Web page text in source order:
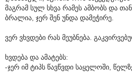
მაგრამ სულ სხვა რამეს ამბობს და
ბრალია, ჯერ შენ უნდა დამეჭირე.
ვერ ვხვდები რას მეუბნება.
ხვდება და ამატებს:
-ჯერ იმ ტიპს წავწვდი საყელოში,